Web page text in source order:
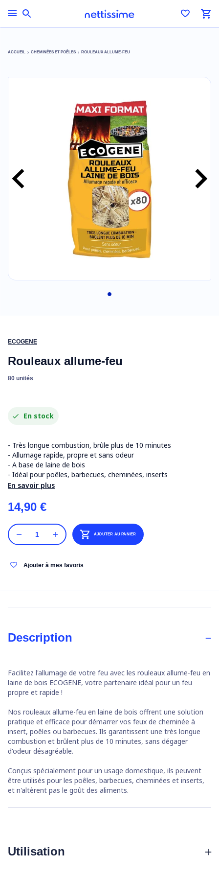
ACCUEIL CHEMINÉES ET POÊLES ROULEAUX ALLUME-FEU
ECOGENE
Rouleaux allume-feu
80 unités
En stock
- Très longue combustion, brûle plus de 10 minutes
- Allumage rapide, propre et sans odeur
- A base de laine de bois
- Idéal pour poêles, barbecues, cheminées, inserts
En savoir plus
14,90 €
AJOUTER AU PANIER
Ajouter à mes favoris
Description
Facilitez l'allumage de votre feu avec les rouleaux allume-feu en
laine de bois ECOGENE, votre partenaire idéal pour un feu
propre et rapide !
Nos rouleaux allume-feu en laine de bois offrent une solution
pratique et efficace pour démarrer vos feux de cheminée à
insert, poêles ou barbecues. Ils garantissent une très longue
combustion et brûlent plus de 10 minutes, sans dégager
d'odeur désagréable.
Conçus spécialement pour un usage domestique, ils peuvent
être utilisés pour les poêles, barbecues, cheminées et inserts,
et n'altèrent pas le goût des aliments.
Utilisation